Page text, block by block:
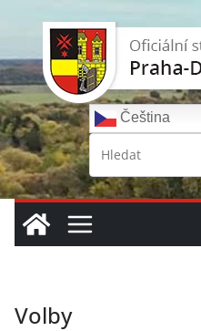
obsah
Čeština‎
Volby